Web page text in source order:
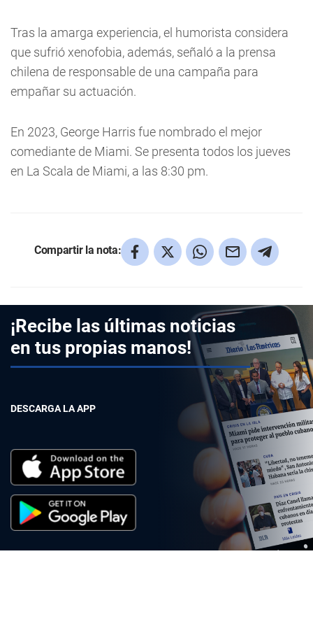
Tras la amarga experiencia, el humorista considera
que sufrió xenofobia, además, señaló a la prensa
chilena de responsable de una campaña para
empañar su actuación.
En 2023, George Harris fue nombrado el mejor
comediante de Miami. Se presenta todos los jueves
en La Scala de Miami, a las 8:30 pm.
Compartir la nota:
¡Recibe las últimas noticias
en tus propias manos!
DESCARGA LA APP